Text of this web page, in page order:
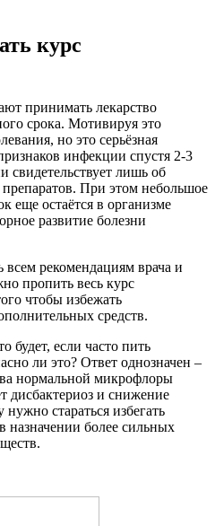
курс
принимать лекарство
срока. Мотивируя это
но это серьёзная
инфекции спустя 2-3
свидетельствует лишь об
При этом небольшое
еще остаётся в организме
развитие болезни
всем рекомендациям врача и
пропить весь курс
чтобы избежать
средств.
будет, если часто пить
ли это? Ответ однозначен –
нормальной микрофлоры
дисбактериоз и снижение
стараться избегать
назначении более сильных